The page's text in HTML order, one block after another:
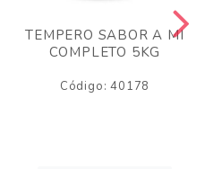
TEMPERO SABOR A MI
COMPLETO 5KG
Código: 40178